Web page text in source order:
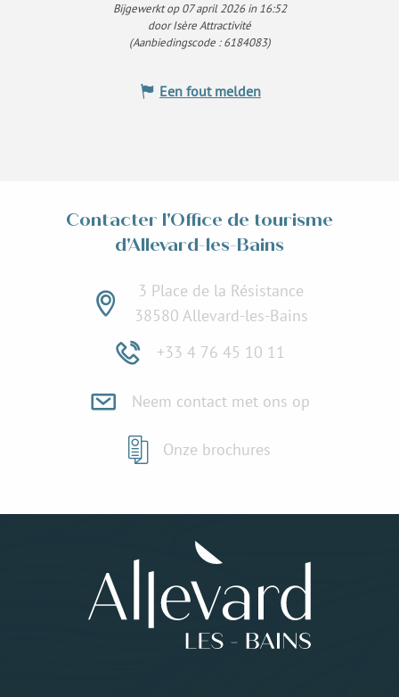
Bijgewerkt op 07 april 2026 in 16:52
door Isère Attractivité
(Aanbiedingscode :6184083)
Een fout melden
Contacter l'Office de tourisme
d'Allevard-les-Bains
3 Place de la Résistance
38580 Allevard-les-Bains
+33 4 76 45 10 11
Neem contact met ons op
Onze brochures